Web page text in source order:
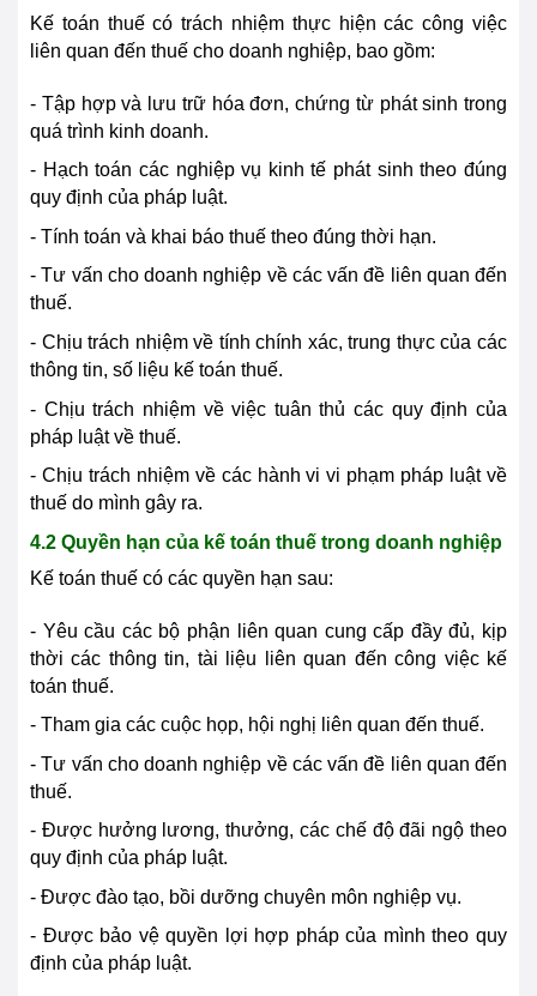
Kế toán thuế có trách nhiệm thực hiện các công việc
liên quan đến thuế cho doanh nghiệp, bao gồm:
- Tập hợp và lưu trữ hóa đơn, chứng từ phát sinh trong
quá trình kinh doanh.
- Hạch toán các nghiệp vụ kinh tế phát sinh theo đúng
quy định của pháp luật.
- Tính toán và khai báo thuế theo đúng thời hạn.
- Tư vấn cho doanh nghiệp về các vấn đề liên quan đến
thuế.
- Chịu trách nhiệm về tính chính xác, trung thực của các
thông tin, số liệu kế toán thuế.
- Chịu trách nhiệm về việc tuân thủ các quy định của
pháp luật về thuế.
- Chịu trách nhiệm về các hành vi vi phạm pháp luật về
thuế do mình gây ra.
4.2 Quyền hạn của kế toán thuế trong doanh nghiệp
Kế toán thuế có các quyền hạn sau:
- Yêu cầu các bộ phận liên quan cung cấp đầy đủ, kịp
thời các thông tin, tài liệu liên quan đến công việc kế
toán thuế.
- Tham gia các cuộc họp, hội nghị liên quan đến thuế.
- Tư vấn cho doanh nghiệp về các vấn đề liên quan đến
thuế.
- Được hưởng lương, thưởng, các chế độ đãi ngộ theo
quy định của pháp luật.
- Được đào tạo, bồi dưỡng chuyên môn nghiệp vụ.
- Được bảo vệ quyền lợi hợp pháp của mình theo quy
định của pháp luật.